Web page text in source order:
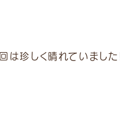
珍しく晴れていました！